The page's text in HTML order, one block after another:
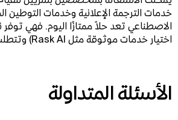
خدمات الترجمة الإعلانية وخدمات التوطين
الاصطناعي تعد حلاً ممتازًا اليوم. فهي
اختيار خدمات موثوقة مثل Rask AI) وتتطلب استثمارات أقل.
الأسئلة المتداولة